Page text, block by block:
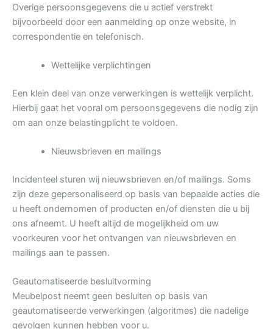
Overige persoonsgegevens die u actief verstrekt
bijvoorbeeld door een aanmelding op onze website, in
correspondentie en telefonisch.
Wettelijke verplichtingen
Een klein deel van onze verwerkingen is wettelijk verplicht.
Hierbij gaat het vooral om persoonsgegevens die nodig zijn
om aan onze belastingplicht te voldoen.
Nieuwsbrieven en mailings
Incidenteel sturen wij nieuwsbrieven en/of mailings. Soms
zijn deze gepersonaliseerd op basis van bepaalde acties die
u heeft ondernomen of producten en/of diensten die u bij
ons afneemt. U heeft altijd de mogelijkheid om uw
voorkeuren voor het ontvangen van nieuwsbrieven en
mailings aan te passen.
Geautomatiseerde besluitvorming
Meubelpost neemt geen besluiten op basis van
geautomatiseerde verwerkingen (algoritmes) die nadelige
gevolgen kunnen hebben voor u.